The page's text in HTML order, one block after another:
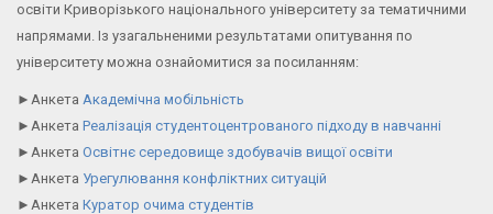
освіти Криворізького національного університету за тематичними
напрямами. Із узагальненими результатами опитування по
університету можна ознайомитися за посиланням:
►Анкета Академічна мобільність
►Анкета Реалізація студентоцентрованого підходу в навчанні
►Анкета Освітнє середовище здобувачів вищої освіти
►Анкета Урегулювання конфліктних ситуацій
►Анкета Куратор очима студентів